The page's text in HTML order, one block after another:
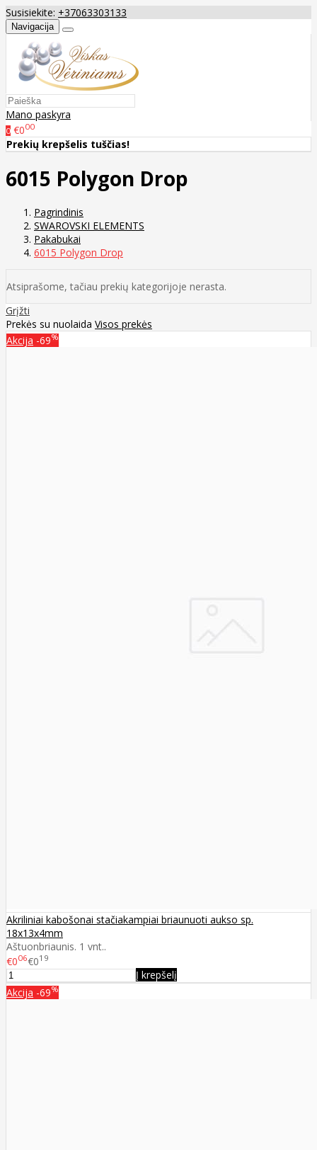
Susisiekite: +37063303133
Navigacija
Mano paskyra
0 €000
Prekių krepšelis tuščias!
6015 Polygon Drop
Pagrindinis
SWAROVSKI ELEMENTS
Pakabukai
6015 Polygon Drop
Atsiprašome, tačiau prekių kategorijoje nerasta.
Grįžti
Prekės su nuolaida Visos prekės
Akcija -69%
Akriliniai kabošonai stačiakampiai briaunuoti aukso sp.
18x13x4mm
Aštuonbriaunis. 1 vnt..
€006€019
Į krepšelį
Akcija -69%